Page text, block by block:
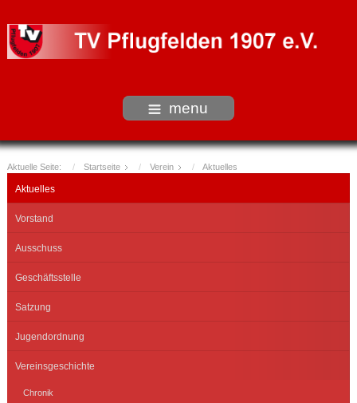
menu
Aktuelle Seite: Startseite Verein Aktuelles
Aktuelles
Vorstand
Ausschuss
Geschäftsstelle
Satzung
Jugendordnung
Vereinsgeschichte
Chronik